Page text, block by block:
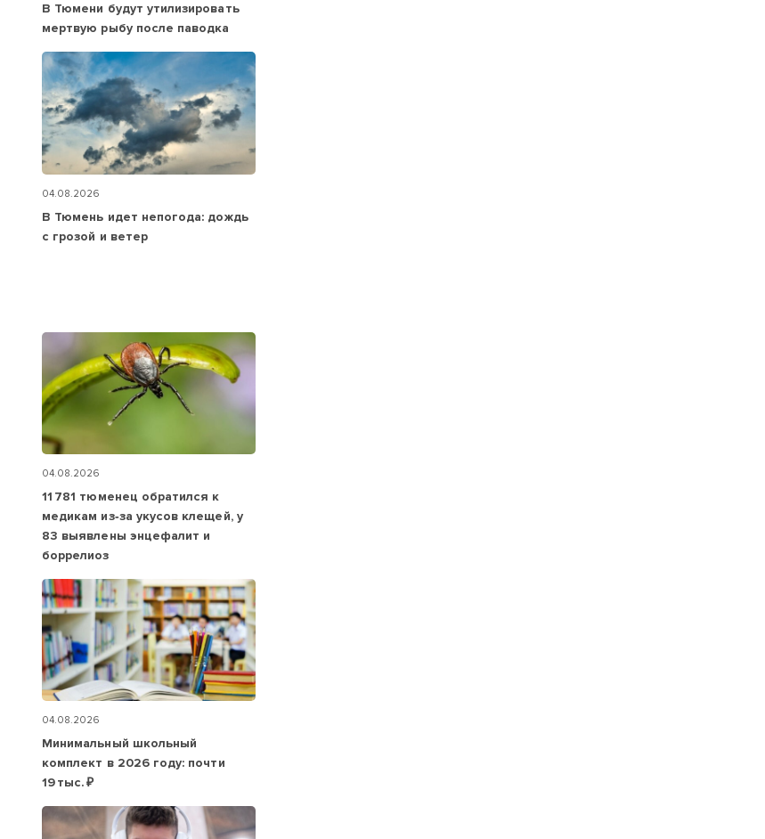
В Тюмени будут утилизировать
мертвую рыбу после паводка
04.08.2026
В Тюмень идет непогода: дождь
с грозой и ветер
04.08.2026
11 781 тюменец обратился к
медикам из‑за укусов клещей, у
83 выявлены энцефалит и
боррелиоз
04.08.2026
Минимальный школьный
комплект в 2026 году: почти
19 тыс. ₽